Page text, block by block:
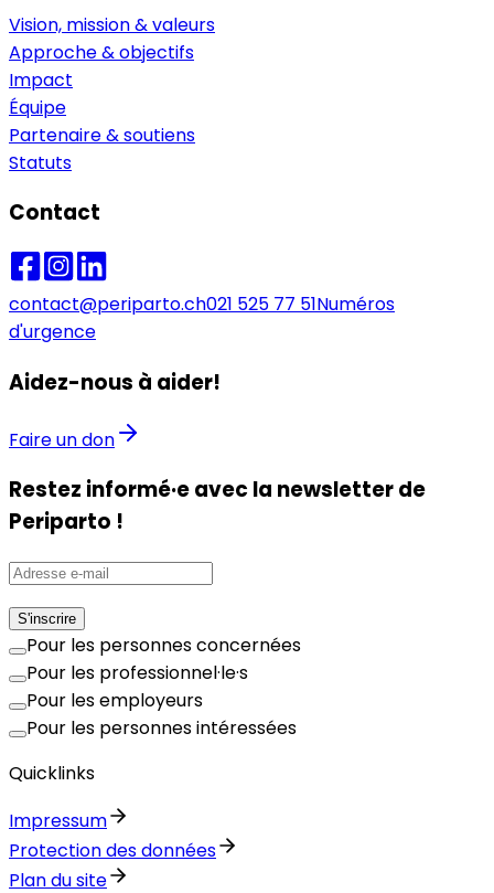
Vision, mission & valeurs
Approche & objectifs
Impact
Équipe
Partenaire & soutiens
Statuts
Contact
contact@periparto.ch021 525 77 51Numéros
d'urgence
Aidez-nous à aider!
Faire un don
Restez informé·e avec la newsletter de
Periparto !
S'inscrire
Pour les personnes concernées
Pour les professionnel·le·s
Pour les employeurs
Pour les personnes intéressées
Quicklinks
Impressum
Protection des données
Plan du site